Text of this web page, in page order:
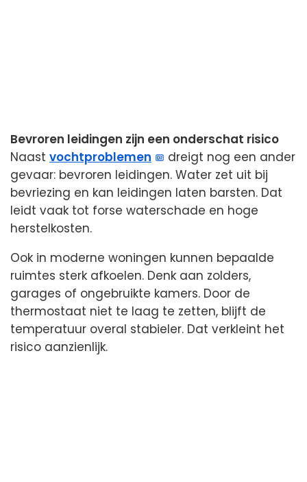
Bevroren leidingen zijn een onderschat risico
Naast vochtproblemen
dreigt nog een ander
gevaar: bevroren leidingen. Water zet uit bij
bevriezing en kan leidingen laten barsten. Dat
leidt vaak tot forse waterschade en hoge
herstelkosten.
Ook in moderne woningen kunnen bepaalde
ruimtes sterk afkoelen. Denk aan zolders,
garages of ongebruikte kamers. Door de
thermostaat niet te laag te zetten, blijft de
temperatuur overal stabieler. Dat verkleint het
risico aanzienlijk.